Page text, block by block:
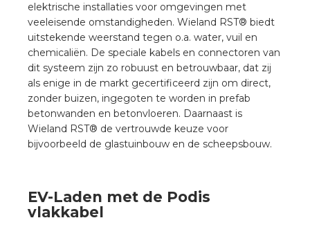
elektrische installaties voor omgevingen met
veeleisende omstandigheden. Wieland RST® biedt
uitstekende weerstand tegen o.a. water, vuil en
chemicaliën. De speciale kabels en connectoren van
dit systeem zijn zo robuust en betrouwbaar, dat zij
als enige in de markt gecertificeerd zijn om direct,
zonder buizen, ingegoten te worden in prefab
betonwanden en betonvloeren. Daarnaast is
Wieland RST® de vertrouwde keuze voor
bijvoorbeeld de glastuinbouw en de scheepsbouw.
EV-Laden met de Podis
vlakkabel